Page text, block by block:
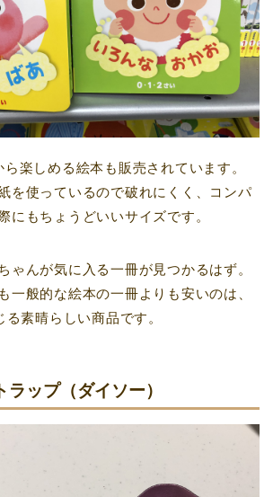
楽しめる絵本も販売されています。
を使っているので破れにくく、コンパ
にもちょうどいいサイズです。
ゃんが気に入る一冊が見つかるはず。
一般的な絵本の一冊よりも安いのは、
る素晴らしい商品です。
ラップ（ダイソー）